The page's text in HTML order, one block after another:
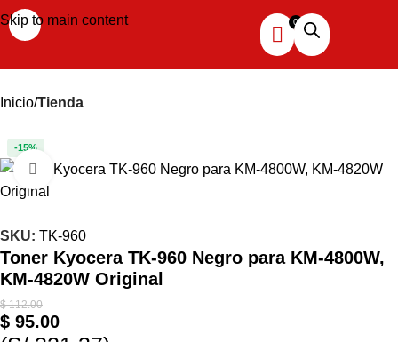
Skip to main content
Inicio Tienda
-15%
Haga clic para ampliar
SKU: TK-960
Toner Kyocera TK-960 Negro para KM-4800W,
KM-4820W Original
$112.00
$ 95.00